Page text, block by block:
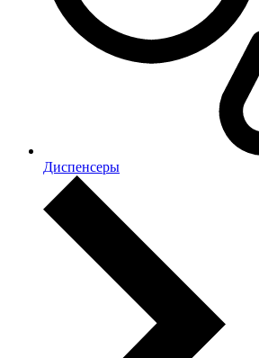
Диспенсеры